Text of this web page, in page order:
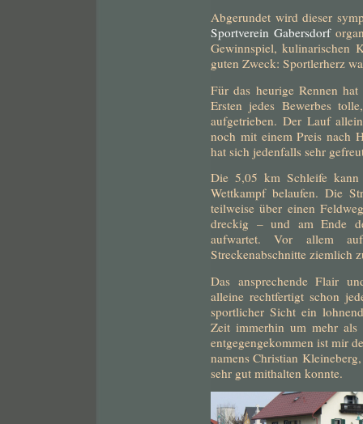
Abgerundet wird dieser
Sportverein Gabersdorf
Gewinnspiel, kulinarischen
guten Zweck: Sportlerherz
Für das heurige Rennen
Ersten jedes Bewerbes
aufgetrieben. Der Lauf
noch mit einem Preis nach
hat sich jedenfalls sehr
Die 5,05 km Schleife
Wettkampf belaufen. Die
teilweise über einen
dreckig – und am Ende
aufwartet. Vor allem
Streckenabschnitte ziemlich
Das ansprechende Flair
alleine rechtfertigt schon
sportlicher Sicht ein
Zeit immerhin um mehr als
entgegengekommen ist mir
namens Christian
sehr gut mithalten konnte.